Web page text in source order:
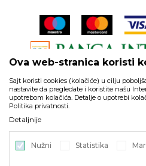
artikli prikazani na sajtu su deo
da su dostupni u
Ova web-stranica koristi
Sajt koristi cookies (kolačiće) u cilju
nastavite da pregledate i koristite našu
upotrebom kolačića. Detalje o upotrebi
Politika privatnosti.
Detaljnije
Nužni Statistika